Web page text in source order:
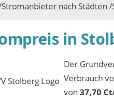
Stromanbieter nach Städten /
in
Der
Verbrauch
von37,70